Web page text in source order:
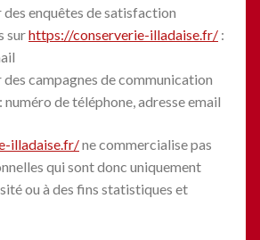
des enquêtes de satisfaction
surhttps://conserverie-illadaise.fr/ :
des campagnes de communication
numéro de téléphone, adresse email
illadaise.fr/ne commercialise pas
qui sont donc uniquement
ou à des fins statistiques et